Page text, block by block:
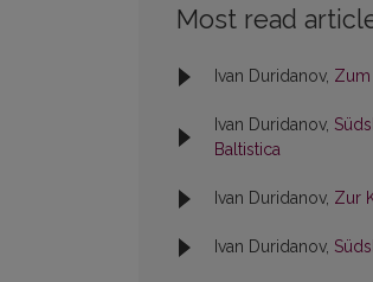
Most read
Ivan Duridanov, Zum
Ivan Duridanov,
Baltistica
Ivan Duridanov, Zur
Ivan Duridanov,